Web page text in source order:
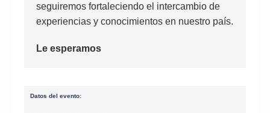
seguiremos fortaleciendo el intercambio de
experiencias y conocimientos en nuestro país.
Le esperamos
Datos del evento: